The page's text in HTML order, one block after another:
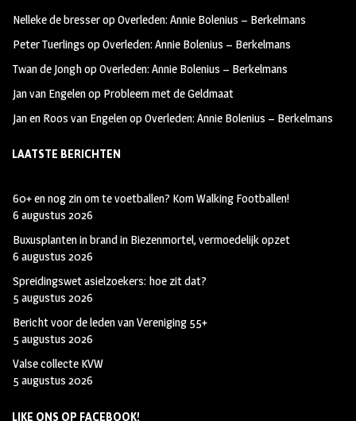
oo
k
m
Nelleke de bresseropOverleden: Annie Bolenius – Berkelmans
Peter Tuerlings opOverleden: Annie Bolenius – Berkelmans
Twan de JonghopOverleden: Annie Bolenius – Berkelmans
Jan van Engelenop Probleem met de Geldmaat
Jan en Roos van EngelenopOverleden: Annie Bolenius – Berkelmans
LAATSTE BERICHTEN
60+ en nog zin om te voetballen? Kom Walking Footballen!
6 augustus 2026
Buxusplanten in brand in Biezenmortel, vermoedelijk opzet
6 augustus 2026
Spreidingswet asielzoekers: hoe zit dat?
5 augustus 2026
Bericht voor de leden van Vereniging 55+
5 augustus 2026
Valse collecte KVW
5 augustus 2026